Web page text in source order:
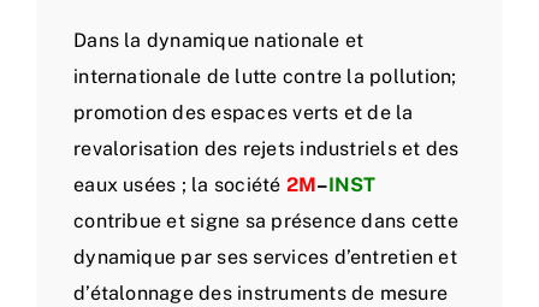
Dans la dynamique nationale et
internationale de lutte contre la pollution;
promotion des espaces verts et de la
revalorisation des rejets industriels et des
eaux usées ; la société 2M–INST
contribue et signe sa présence dans cette
dynamique par ses services d’entretien et
d’étalonnage des instruments de mesure